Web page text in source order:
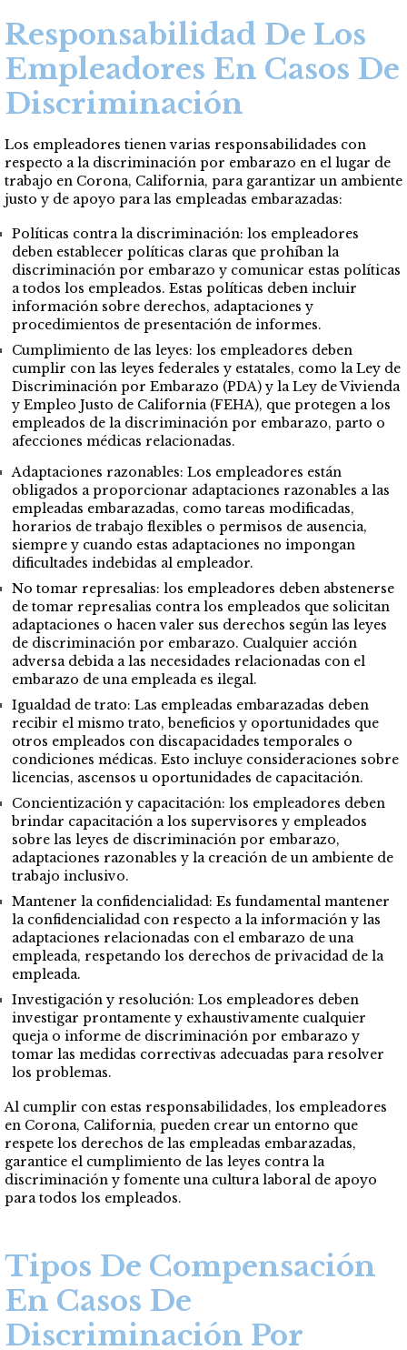
Responsabilidad De Los
Empleadores En Casos De
Discriminación
Los empleadores tienen varias responsabilidades con
respecto a la discriminación por embarazo en el lugar de
trabajo en Corona, California, para garantizar un ambiente
justo y de apoyo para las empleadas embarazadas:
Políticas contra la discriminación: los empleadores
deben establecer políticas claras que prohíban la
discriminación por embarazo y comunicar estas políticas
a todos los empleados. Estas políticas deben incluir
información sobre derechos, adaptaciones y
procedimientos de presentación de informes.
Cumplimiento de las leyes: los empleadores deben
cumplir con las leyes federales y estatales, como la Ley de
Discriminación por Embarazo (PDA) y la Ley de Vivienda
y Empleo Justo de California (FEHA), que protegen a los
empleados de la discriminación por embarazo, parto o
afecciones médicas relacionadas.
Adaptaciones razonables: Los empleadores están
obligados a proporcionar adaptaciones razonables a las
empleadas embarazadas, como tareas modificadas,
horarios de trabajo flexibles o permisos de ausencia,
siempre y cuando estas adaptaciones no impongan
dificultades indebidas al empleador.
No tomar represalias: los empleadores deben abstenerse
de tomar represalias contra los empleados que solicitan
adaptaciones o hacen valer sus derechos según las leyes
de discriminación por embarazo. Cualquier acción
adversa debida a las necesidades relacionadas con el
embarazo de una empleada es ilegal.
Igualdad de trato: Las empleadas embarazadas deben
recibir el mismo trato, beneficios y oportunidades que
otros empleados con discapacidades temporales o
condiciones médicas. Esto incluye consideraciones sobre
licencias, ascensos u oportunidades de capacitación.
Concientización y capacitación: los empleadores deben
brindar capacitación a los supervisores y empleados
sobre las leyes de discriminación por embarazo,
adaptaciones razonables y la creación de un ambiente de
trabajo inclusivo.
Mantener la confidencialidad: Es fundamental mantener
la confidencialidad con respecto a la información y las
adaptaciones relacionadas con el embarazo de una
empleada, respetando los derechos de privacidad de la
empleada.
Investigación y resolución: Los empleadores deben
investigar prontamente y exhaustivamente cualquier
queja o informe de discriminación por embarazo y
tomar las medidas correctivas adecuadas para resolver
los problemas.
Al cumplir con estas responsabilidades, los empleadores
en Corona, California, pueden crear un entorno que
respete los derechos de las empleadas embarazadas,
garantice el cumplimiento de las leyes contra la
discriminación y fomente una cultura laboral de apoyo
para todos los empleados.
Tipos De Compensación
En Casos De
Discriminación Por